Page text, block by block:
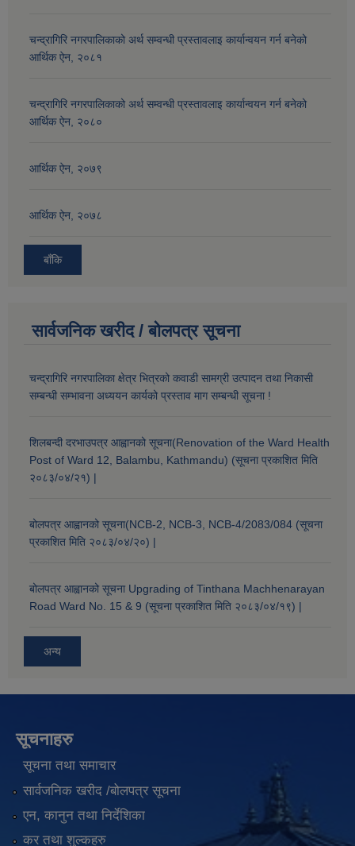
चन्द्रागिरि नगरपालिकाको अर्थ सम्वन्धी प्रस्तावलाइ कार्यान्वयन गर्न बनेको
आर्थिक ऐन, २०८१
चन्द्रागिरि नगरपालिकाको अर्थ सम्वन्धी प्रस्तावलाइ कार्यान्वयन गर्न बनेको
आर्थिक ऐन, २०८०
आर्थिक ऐन, २०७९
आर्थिक ऐन, २०७८
बाँकि
सार्वजनिक खरीद / बोलपत्र सूचना
चन्द्रागिरि नगरपालिका क्षेत्र भित्रको कवाडी सामग्री उत्पादन तथा निकासी
सम्बन्धी सम्भावना अध्ययन कार्यको प्रस्ताव माग सम्बन्धी सूचना !
शिलबन्दी दरभाउपत्र आह्वानको सूचना(Renovation of the Ward Health
Post of Ward 12, Balambu, Kathmandu) (सूचना प्रकाशित मिति
२०८३/०४/२१) |
बोलपत्र आह्वानको सूचना(NCB-2, NCB-3, NCB-4/2083/084 (सूचना
प्रकाशित मिति २०८३/०४/२०) |
बोलपत्र आह्वानको सूचना Upgrading of Tinthana Machhenarayan
Road Ward No. 15 & 9 (सूचना प्रकाशित मिति २०८३/०४/१९) |
अन्य
सूचनाहरु
सूचना तथा समाचार
सार्वजनिक खरीद /बोलपत्र सूचना
एन, कानुन तथा निर्देशिका
कर तथा शुल्कहरु